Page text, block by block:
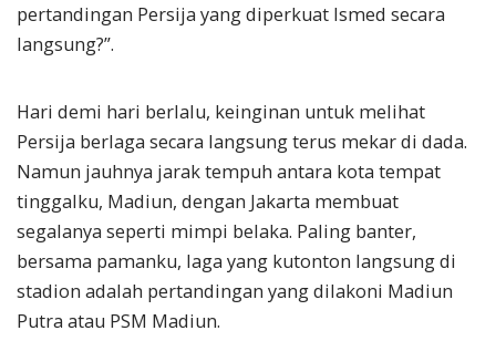
pertandingan Persija yang diperkuat Ismed secara
langsung?”.
Hari demi hari berlalu, keinginan untuk melihat
Persija berlaga secara langsung terus mekar di dada.
Namun jauhnya jarak tempuh antara kota tempat
tinggalku, Madiun, dengan Jakarta membuat
segalanya seperti mimpi belaka. Paling banter,
bersama pamanku, laga yang kutonton langsung di
stadion adalah pertandingan yang dilakoni Madiun
Putra atau PSM Madiun.